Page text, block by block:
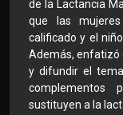
de la Lactancia
que las
calificado y el
Además, enfatizó
y difundir el
complementos
sustituyen a la